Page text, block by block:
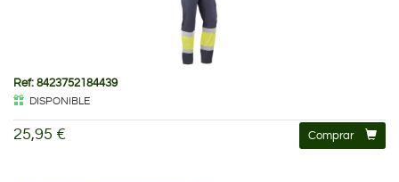
Ref: 8423752184439
DISPONIBLE
25,95 € Comprar